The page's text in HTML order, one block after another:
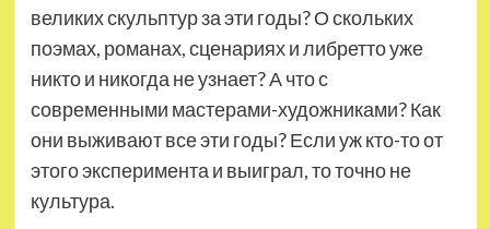
великих скульптур за эти годы? О скольких
поэмах, романах, сценариях и либретто уже
никто и никогда не узнает? А что с
современными мастерами-художниками? Как
они выживают все эти годы? Если уж кто-то от
этого эксперимента и выиграл, то точно не
культура.